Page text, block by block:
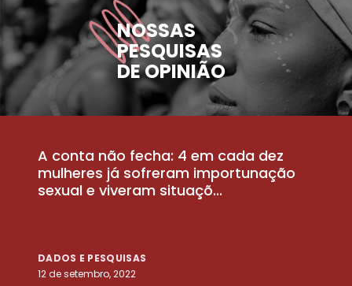
NOSSAS
PESQUISAS
DE OPINIÃO
A conta não fecha: 4 em cada dez
mulheres já sofreram importunação
sexual e viveram situaçõ...
DADOS E PESQUISAS
12 de setembro, 2022